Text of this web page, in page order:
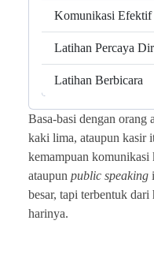
Komunikasi Efektif
Latihan Percaya
Latihan Berbicara
Basa-basi dengan orang
kaki lima, ataupun kasir
kemampuan
ataupun public speaking
besar, tapi terbentuk
harinya.